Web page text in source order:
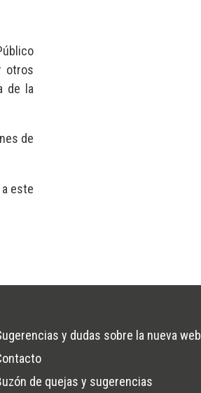
otros
de la
de
este
y dudas sobre la nueva web
de quejas y sugerencias